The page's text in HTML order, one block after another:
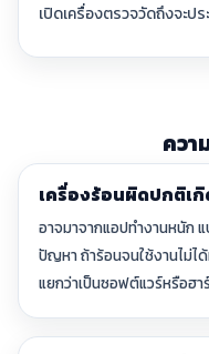
เปิดเครื่องตรวจวัดถึงจะปร
ควา
เครื่องร้อนผิดปกติเกิ
อาจมาจากแอปทำงานหนัก
ปัญหา ถ้าร้อนจนใช้งานไม่ไ
แยกว่าเป็นซอฟต์แวร์หรือฮา